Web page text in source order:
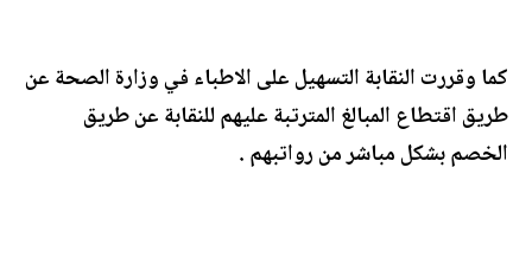
كما وقررت النقابة التسهيل على الاطباء في وزارة الصحة عن
طريق اقتطاع المبالغ المترتبة عليهم للنقابة عن طريق
الخصم بشكل مباشر من رواتبهم .